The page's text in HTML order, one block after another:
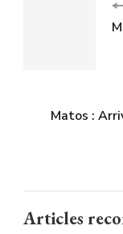
Matos :
Articles